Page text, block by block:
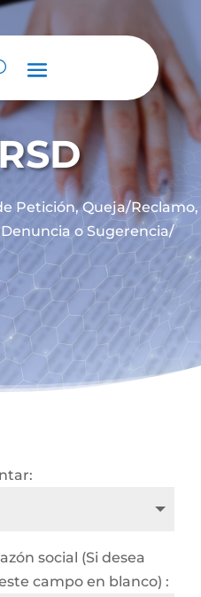
Petición, Queja/Reclamo,
o Sugerencia/
social (Si desea
campo en blanco) :